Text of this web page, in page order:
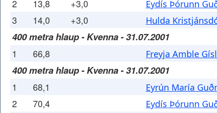
2 13,8 +3,0 Eydís Þórunn
3 14,0 +3,0 Hulda
400 metra hlaup - Kvenna - 31.07.2001
1 66,8 Freyja Amble
400 metra hlaup - Kvenna - 31.07.2001
1 68,1 Eyrún María
2 70,4 Eydís Þórunn